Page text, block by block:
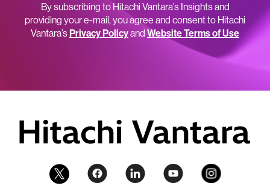
By subscribing to Hitachi Vantara’s Insights and
providing your e-mail, you agree and consent to Hitachi
Vantara’sPrivacy Policyand Website Terms of Use